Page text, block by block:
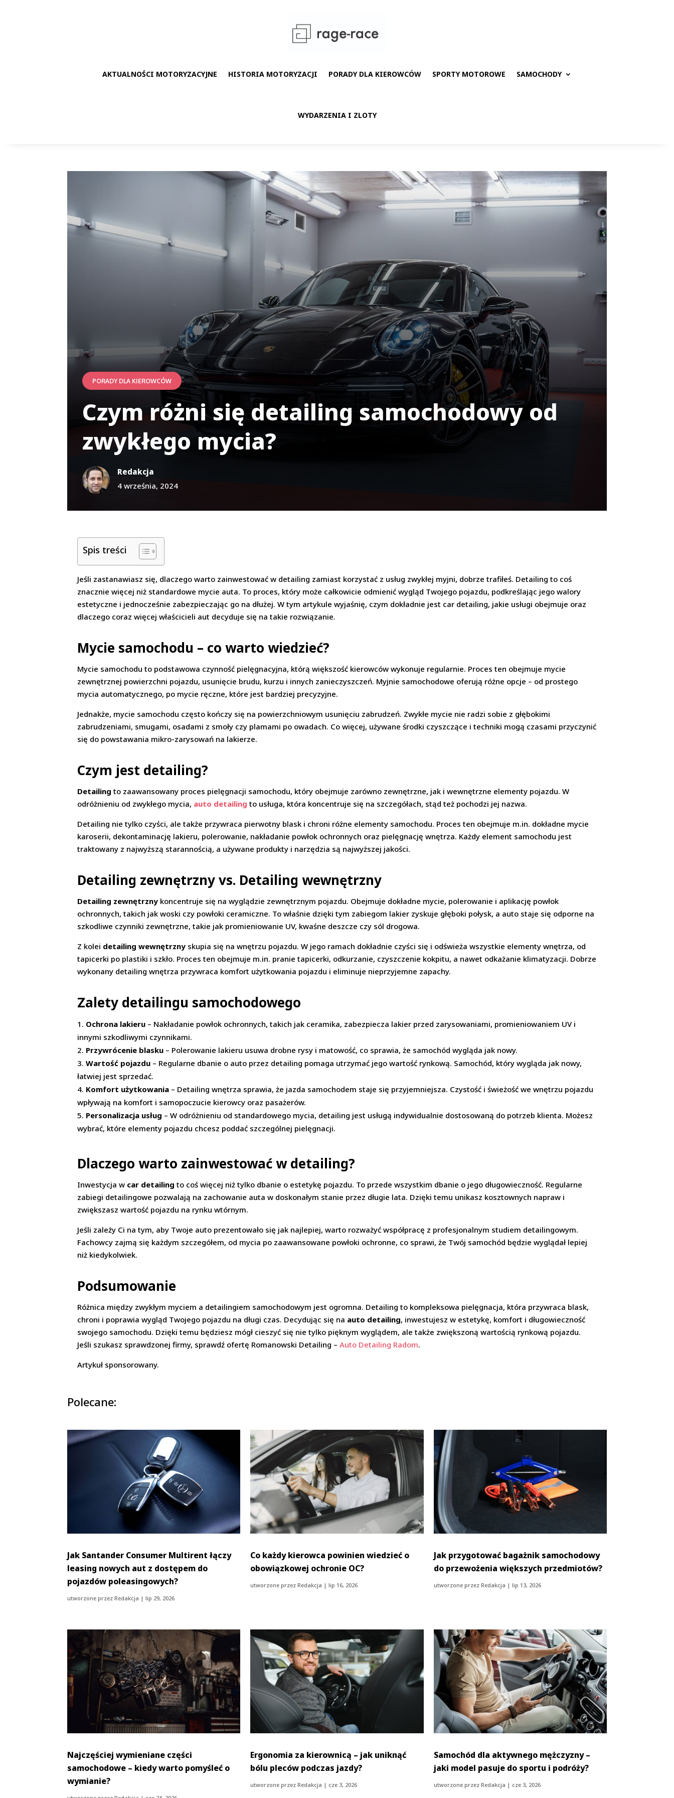
AKTUALNOŚCI MOTORYZACYJNE HISTORIA MOTORYZACJI PORADY DLA KIEROWCÓW SPORTY MOTOROWE SAMOCHODY
WYDARZENIA I ZLOTY
PORADY DLA KIEROWCÓW
Czym różni się detailing samochodowy od
zwykłego mycia?
Redakcja
4 września, 2024
Spis treści
Jeśli zastanawiasz się, dlaczego warto zainwestować w detailing zamiast korzystać z usług zwykłej myjni, dobrze trafiłeś. Detailing to coś
znacznie więcej niż standardowe mycie auta. To proces, który może całkowicie odmienić wygląd Twojego pojazdu, podkreślając jego walory
estetyczne i jednocześnie zabezpieczając go na dłużej. W tym artykule wyjaśnię, czym dokładnie jest car detailing, jakie usługi obejmuje oraz
dlaczego coraz więcej właścicieli aut decyduje się na takie rozwiązanie.
Mycie samochodu – co warto wiedzieć?
Mycie samochodu to podstawowa czynność pielęgnacyjna, którą większość kierowców wykonuje regularnie. Proces ten obejmuje mycie
zewnętrznej powierzchni pojazdu, usunięcie brudu, kurzu i innych zanieczyszczeń. Myjnie samochodowe oferują różne opcje – od prostego
mycia automatycznego, po mycie ręczne, które jest bardziej precyzyjne.
Jednakże, mycie samochodu często kończy się na powierzchniowym usunięciu zabrudzeń. Zwykłe mycie nie radzi sobie z głębokimi
zabrudzeniami, smugami, osadami z smoły czy plamami po owadach. Co więcej, używane środki czyszczące i techniki mogą czasami przyczynić
się do powstawania mikro-zarysowań na lakierze.
Czym jest detailing?
Detailing to zaawansowany proces pielęgnacji samochodu, który obejmuje zarówno zewnętrzne, jak i wewnętrzne elementy pojazdu. W
odróżnieniu od zwykłego mycia, auto detailing to usługa, która koncentruje się na szczegółach, stąd też pochodzi jej nazwa.
Detailing nie tylko czyści, ale także przywraca pierwotny blask i chroni różne elementy samochodu. Proces ten obejmuje m.in. dokładne mycie
karoserii, dekontaminację lakieru, polerowanie, nakładanie powłok ochronnych oraz pielęgnację wnętrza. Każdy element samochodu jest
traktowany z najwyższą starannością, a używane produkty i narzędzia są najwyższej jakości.
Detailing zewnętrzny vs. Detailing wewnętrzny
Detailing zewnętrzny koncentruje się na wyglądzie zewnętrznym pojazdu. Obejmuje dokładne mycie, polerowanie i aplikację powłok
ochronnych, takich jak woski czy powłoki ceramiczne. To właśnie dzięki tym zabiegom lakier zyskuje głęboki połysk, a auto staje się odporne na
szkodliwe czynniki zewnętrzne, takie jak promieniowanie UV, kwaśne deszcze czy sól drogowa.
Z kolei detailing wewnętrzny skupia się na wnętrzu pojazdu. W jego ramach dokładnie czyści się i odświeża wszystkie elementy wnętrza, od
tapicerki po plastiki i szkło. Proces ten obejmuje m.in. pranie tapicerki, odkurzanie, czyszczenie kokpitu, a nawet odkażanie klimatyzacji. Dobrze
wykonany detailing wnętrza przywraca komfort użytkowania pojazdu i eliminuje nieprzyjemne zapachy.
Zalety detailingu samochodowego
Ochrona lakieru – Nakładanie powłok ochronnych, takich jak ceramika, zabezpiecza lakier przed zarysowaniami, promieniowaniem UV i
innymi szkodliwymi czynnikami.
Przywrócenie blasku – Polerowanie lakieru usuwa drobne rysy i matowość, co sprawia, że samochód wygląda jak nowy.
Wartość pojazdu – Regularne dbanie o auto przez detailing pomaga utrzymać jego wartość rynkową. Samochód, który wygląda jak nowy,
łatwiej jest sprzedać.
Komfort użytkowania – Detailing wnętrza sprawia, że jazda samochodem staje się przyjemniejsza. Czystość i świeżość we wnętrzu pojazdu
wpływają na komfort i samopoczucie kierowcy oraz pasażerów.
Personalizacja usług – W odróżnieniu od standardowego mycia, detailing jest usługą indywidualnie dostosowaną do potrzeb klienta. Możesz
wybrać, które elementy pojazdu chcesz poddać szczególnej pielęgnacji.
Dlaczego warto zainwestować w detailing?
Inwestycja w car detailing to coś więcej niż tylko dbanie o estetykę pojazdu. To przede wszystkim dbanie o jego długowieczność. Regularne
zabiegi detailingowe pozwalają na zachowanie auta w doskonałym stanie przez długie lata. Dzięki temu unikasz kosztownych napraw i
zwiększasz wartość pojazdu na rynku wtórnym.
Jeśli zależy Ci na tym, aby Twoje auto prezentowało się jak najlepiej, warto rozważyć współpracę z profesjonalnym studiem detailingowym.
Fachowcy zajmą się każdym szczegółem, od mycia po zaawansowane powłoki ochronne, co sprawi, że Twój samochód będzie wyglądał lepiej
niż kiedykolwiek.
Podsumowanie
Różnica między zwykłym myciem a detailingiem samochodowym jest ogromna. Detailing to kompleksowa pielęgnacja, która przywraca blask,
chroni i poprawia wygląd Twojego pojazdu na długi czas. Decydując się na auto detailing, inwestujesz w estetykę, komfort i długowieczność
swojego samochodu. Dzięki temu będziesz mógł cieszyć się nie tylko pięknym wyglądem, ale także zwiększoną wartością rynkową pojazdu.
Jeśli szukasz sprawdzonej firmy, sprawdź ofertę Romanowski Detailing –Auto Detailing Radom.
Artykuł sponsorowany.
Polecane:
Jak Santander Consumer Multirent łączy
leasing nowych aut z dostępem do
pojazdów poleasingowych?
utworzone przezRedakcja |lip 29, 2026
Co każdy kierowca powinien wiedzieć o
obowiązkowej ochronie OC?
utworzone przezRedakcja |lip 16, 2026
Jak przygotować bagażnik samochodowy
do przewożenia większych przedmiotów?
utworzone przez Redakcja | lip 13, 2026
Najczęściej wymieniane części
samochodowe – kiedy warto pomyśleć o
wymianie?
Ergonomia za kierownicą – jak uniknąć
bólu pleców podczas jazdy?
utworzone przezRedakcja | cze 3, 2026
Samochód dla aktywnego mężczyzny –
jaki model pasuje do sportu i podróży?
utworzone przez Redakcja | cze 3, 2026